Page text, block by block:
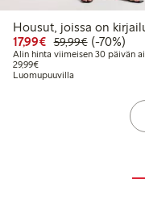
Housut, joissa on
17,99€ Alennettu hinta:
59,99€70%
(-70%)
Alin hinta viimeisen 30 päivän
29,99€Alin hinta viimeisen 30
Luomupuuvilla